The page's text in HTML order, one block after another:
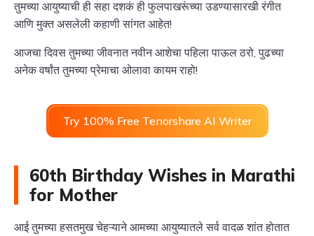
तुमच्या आयुष्याची ही सहा दशकं ही फुलपाखरूंच्या उडण्यासारखी रंगीत
आणि मुक्त असलेली कहाणी सांगत आहेत!
आजचा दिवस तुमच्या जीवनात नवीन आशेचा पहिला पाऊल ठरो, पुढच्या
अनेक वर्षांत तुमच्या प्रेमाचा ओलावा कायम राहो!
Try 100% Free Tenorshare AI Writer
60th Birthday Wishes in Marathi
for Mother
आई तुमच्या हसतमुख चेहऱ्याने आमच्या आयुष्यातले सर्व वादळ शांत होतात